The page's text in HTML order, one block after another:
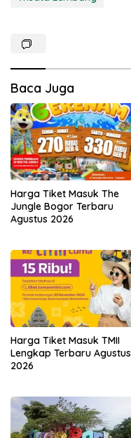
Baca Juga
Harga Tiket Masuk The
Jungle Bogor Terbaru
Agustus 2026
Harga Tiket Masuk TMII
Lengkap Terbaru Agustus
2026